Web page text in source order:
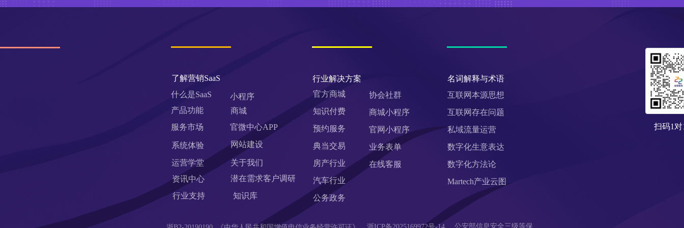
了解营销SaaS
什么是SaaS
产品功能
服务市场
扫码1对
系统体验
运营学堂
小程序
商城
官微中心APP
网站建设
关于我们
资讯中心
行业支持
名词解释与术语
互联网本源思想
互联网存在问题
私域流量运营
数字化生意表达
数字化方法论
Martech产业云图
行业解决方案
官方商城
知识付费
预约服务
典当交易
房产行业
汽车行业
公务政务
协会社群
商城小程序
官网小程序
业务表单
在线客服
潜在需求客户调研
知识库
公安部信息安全三级等保